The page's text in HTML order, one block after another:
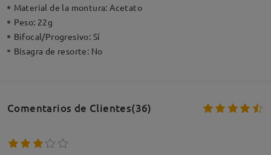
Material de la montura:Acetato
Peso: 22g
Bifocal/Progresivo: Sí
Bisagra de resorte: No
Comentarios de Clientes(36)